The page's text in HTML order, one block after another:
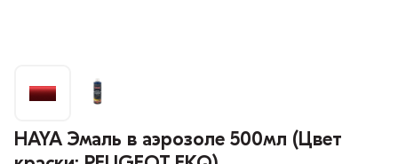
HAYA Эмаль в аэрозоле 500мл (Цвет